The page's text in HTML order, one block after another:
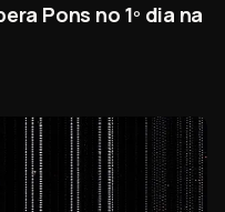
Pons no 1º dia na